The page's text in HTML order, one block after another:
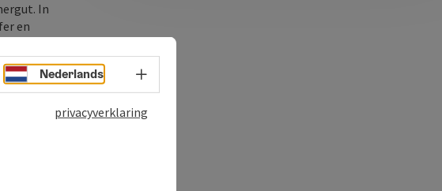
In
en
Nederlands Taalkeuze - menu openen
privacyverklaring